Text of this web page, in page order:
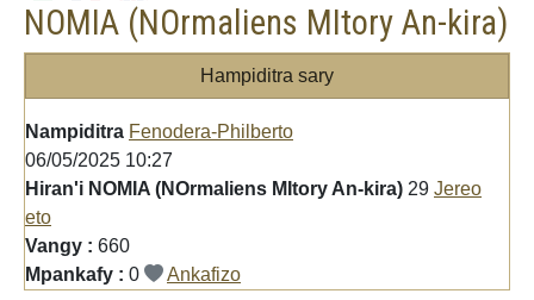
NOMIA (NOrmaliens MItory An-kira)
Hampiditra sary
Nampiditra Fenodera-Philberto
06/05/2025 10:27
Hiran'i NOMIA (NOrmaliens MItory An-kira) 29 Jereo
eto
Vangy : 660
Mpankafy : 0 Ankafizo